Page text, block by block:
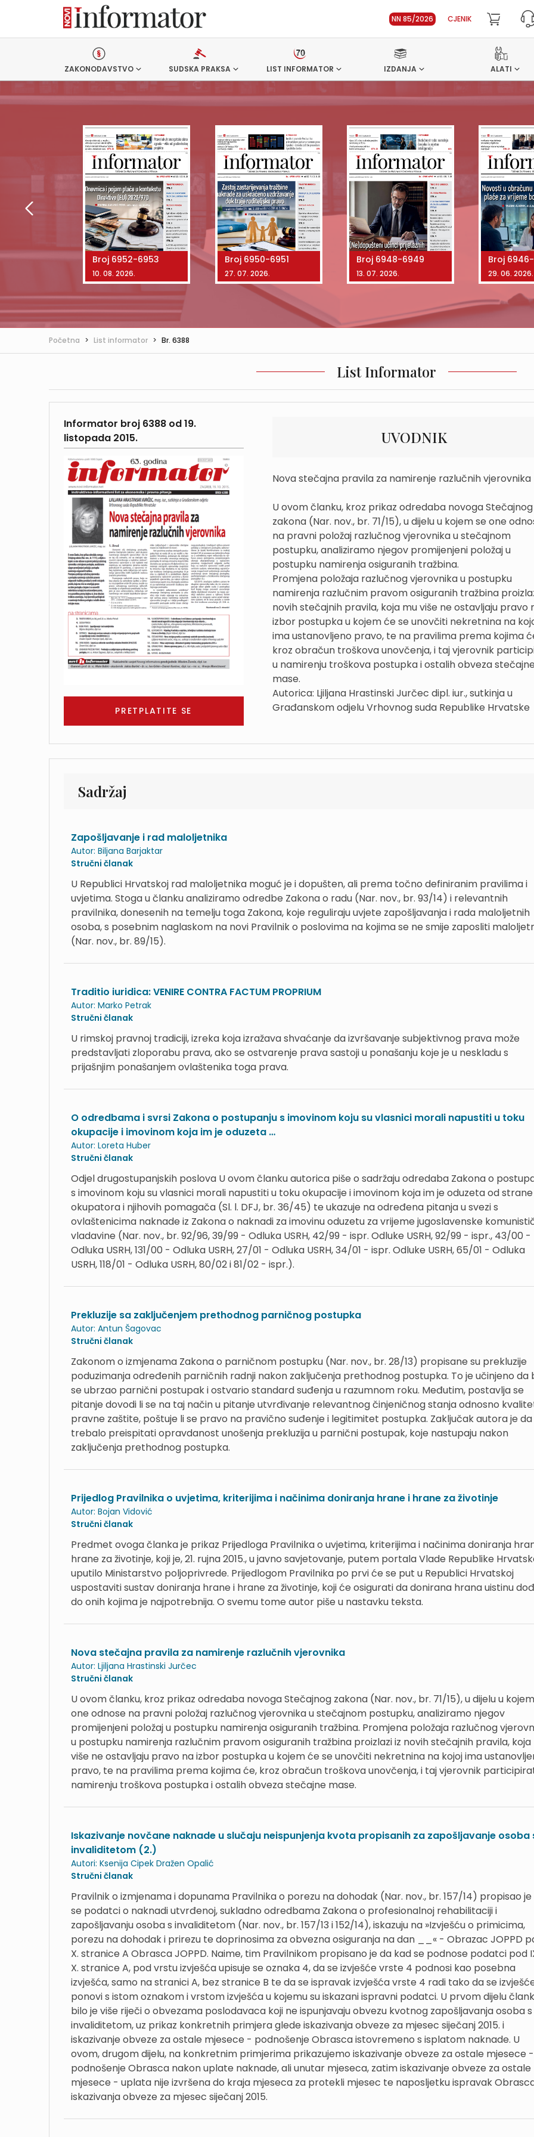
NN 85/2026 CJENIK
ZAKONODAVSTVO SUDSKA PRAKSA LIST INFORMATOR IZDANJA ALATI
Broj 6952-6953
10. 08. 2026.
Broj 6950-6951
27. 07. 2026.
Broj 6948-6949
13. 07. 2026.
Broj
29. 06. 2026.
Početna > List informator > Br. 6388
List Informator
Informator broj 6388 od 19.
listopada 2015.
PRETPLATITE SE
UVODNIK
Nova stečajna pravila za namirenje razlučnih vjerovnika
U ovom članku, kroz prikaz odredaba novoga Stečajnog
zakona (Nar. nov., br. 71/15), u dijelu u kojem se one
na pravni položaj razlučnog vjerovnika u stečajnom
postupku, analiziramo njegov promijenjeni položaj u
postupku namirenja osiguranih tražbina.
Promjena položaja razlučnog vjerovnika u postupku
namirenja razlučnim pravom osiguranih tražbina
novih stečajnih pravila, koja mu više ne ostavljaju pravo
izbor postupka u kojem će se unovčiti nekretnina na
ima ustanovljeno pravo, te na pravilima prema kojima
kroz obračun troškova unovčenja, i taj vjerovnik
u namirenju troškova postupka i ostalih obveza
mase.
Autorica: Ljiljana Hrastinski Jurčec dipl. iur., sutkinja u
Građanskom odjelu Vrhovnog suda Republike Hrvatske
Sadržaj
Zapošljavanje i rad maloljetnika
Autor: Biljana Barjaktar
Stručni članak
U Republici Hrvatskoj rad maloljetnika moguć je i dopušten, ali prema točno definiranim pravilima i
uvjetima. Stoga u članku analiziramo odredbe Zakona o radu (Nar. nov., br. 93/14) i relevantnih
pravilnika, donesenih na temelju toga Zakona, koje reguliraju uvjete zapošljavanja i rada maloljetnih
osoba, s posebnim naglaskom na novi Pravilnik o poslovima na kojima se ne smije zaposliti
(Nar. nov., br. 89/15).
Traditio iuridica: VENIRE CONTRA FACTUM PROPRIUM
Autor: Marko Petrak
Stručni članak
U rimskoj pravnoj tradiciji, izreka koja izražava shvaćanje da izvršavanje subjektivnog prava može
predstavljati zloporabu prava, ako se ostvarenje prava sastoji u ponašanju koje je u neskladu s
prijašnjim ponašanjem ovlaštenika toga prava.
O odredbama i svrsi Zakona o postupanju s imovinom koju su vlasnici morali napustiti u toku
okupacije i imovinom koja im je oduzeta …
Autor: Loreta Huber
Stručni članak
Odjel drugostupanjskih poslova U ovom članku autorica piše o sadržaju odredaba Zakona o
s imovinom koju su vlasnici morali napustiti u toku okupacije i imovinom koja im je oduzeta od strane
okupatora i njihovih pomagača (Sl. l. DFJ, br. 36/45) te ukazuje na određena pitanja u svezi s
ovlaštenicima naknade iz Zakona o naknadi za imovinu oduzetu za vrijeme jugoslavenske
vladavine (Nar. nov., br. 92/96, 39/99 - Odluka USRH, 42/99 - ispr. Odluke USRH, 92/99 - ispr., 43/00 -
Odluka USRH, 131/00 - Odluka USRH, 27/01 - Odluka USRH, 34/01 - ispr. Odluke USRH, 65/01 - Odluka
USRH, 118/01 - Odluka USRH, 80/02 i 81/02 - ispr.).
Prekluzije sa zaključenjem prethodnog parničnog postupka
Autor: Antun Šagovac
Stručni članak
Zakonom o izmjenama Zakona o parničnom postupku (Nar. nov., br. 28/13) propisane su prekluzije
poduzimanja određenih parničnih radnji nakon zaključenja prethodnog postupka. To je učinjeno da
se ubrzao parnični postupak i ostvario standard suđenja u razumnom roku. Međutim, postavlja se
pitanje dovodi li se na taj način u pitanje utvrđivanje relevantnog činjeničnog stanja odnosno
pravne zaštite, poštuje li se pravo na pravično suđenje i legitimitet postupka. Zaključak autora je
trebalo preispitati opravdanost unošenja prekluzija u parnični postupak, koje nastupaju nakon
zaključenja prethodnog postupka.
Prijedlog Pravilnika o uvjetima, kriterijima i načinima doniranja hrane i hrane za životinje
Autor: Bojan Vidović
Stručni članak
Predmet ovoga članka je prikaz Prijedloga Pravilnika o uvjetima, kriterijima i načinima doniranja
hrane za životinje, koji je, 21. rujna 2015., u javno savjetovanje, putem portala Vlade Republike
uputilo Ministarstvo poljoprivrede. Prijedlogom Pravilnika po prvi će se put u Republici Hrvatskoj
uspostaviti sustav doniranja hrane i hrane za životinje, koji će osigurati da donirana hrana uistinu
do onih kojima je najpotrebnija. O svemu tome autor piše u nastavku teksta.
Nova stečajna pravila za namirenje razlučnih vjerovnika
Autor: Ljiljana Hrastinski Jurčec
Stručni članak
U ovom članku, kroz prikaz odredaba novoga Stečajnog zakona (Nar. nov., br. 71/15), u dijelu u
one odnose na pravni položaj razlučnog vjerovnika u stečajnom postupku, analiziramo njegov
promijenjeni položaj u postupku namirenja osiguranih tražbina. Promjena položaja razlučnog
u postupku namirenja razlučnim pravom osiguranih tražbina proizlazi iz novih stečajnih pravila, koja
više ne ostavljaju pravo na izbor postupka u kojem će se unovčiti nekretnina na kojoj ima
pravo, te na pravilima prema kojima će, kroz obračun troškova unovčenja, i taj vjerovnik
namirenju troškova postupka i ostalih obveza stečajne mase.
Iskazivanje novčane naknade u slučaju neispunjenja kvota propisanih za zapošljavanje osoba
invaliditetom (2.)
Autori: Ksenija Cipek Dražen Opalić
Stručni članak
Pravilnik o izmjenama i dopunama Pravilnika o porezu na dohodak (Nar. nov., br. 157/14) propisao
se podatci o naknadi utvrđenoj, sukladno odredbama Zakona o profesionalnoj rehabilitaciji i
zapošljavanju osoba s invaliditetom (Nar. nov., br. 157/13 i 152/14), iskazuju na »Izvješću o primicima,
porezu na dohodak i prirezu te doprinosima za obvezna osiguranja na dan __« - Obrazac JOPPD
X. stranice A Obrasca JOPPD. Naime, tim Pravilnikom propisano je da kad se podnose podatci pod
X. stranice A, pod vrstu izvješća upisuje se oznaka 4, da se izvješće vrste 4 podnosi kao posebna
izvješća, samo na stranici A, bez stranice B te da se ispravak izvješća vrste 4 radi tako da se
ponovi s istom oznakom i vrstom izvješća u kojemu su iskazani ispravni podatci. U prvom dijelu
bilo je više riječi o obvezama poslodavaca koji ne ispunjavaju obvezu kvotnog zapošljavanja osoba s
invaliditetom, uz prikaz konkretnih primjera glede iskazivanja obveze za mjesec siječanj 2015. i
iskazivanje obveze za ostale mjesece - podnošenje Obrasca istovremeno s isplatom naknade. U
ovom, drugom dijelu, na konkretnim primjerima prikazujemo iskazivanje obveze za ostale mjesece -
podnošenje Obrasca nakon uplate naknade, ali unutar mjeseca, zatim iskazivanje obveze za ostale
mjesece - uplata nije izvršena do kraja mjeseca za protekli mjesec te naposljetku ispravak
iskazivanja obveze za mjesec siječanj 2015.